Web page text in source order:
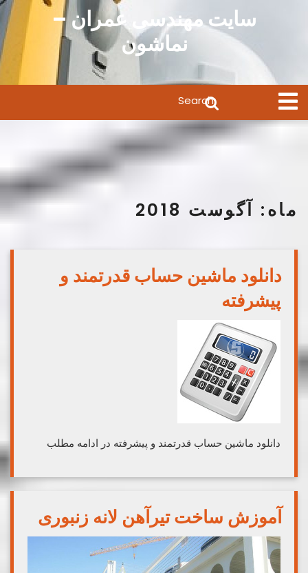
سایت مهندسی عمران –
نماشون
Open
Menu
for:
ماه: آگوست 2018
دانلود ماشین حساب قدرتمند و
پیشرفته
دانلود ماشین حساب قدرتمند و پیشرفته در ادامه مطلب
آموزش ساخت تیرآهن لانه زنبوری